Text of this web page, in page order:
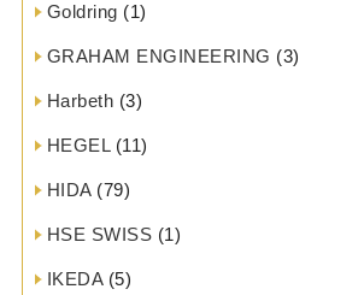
Goldring (1)
GRAHAM ENGINEERING (3)
Harbeth (3)
HEGEL(11)
HIDA(79)
HSE SWISS (1)
IKEDA(5)